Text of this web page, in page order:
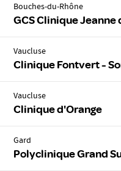
Bouches-du-Rhône
GCS Clinique Jeanne
Vaucluse
Clinique Fontvert -
Vaucluse
Clinique d'Orange
Gard
Polyclinique Grand